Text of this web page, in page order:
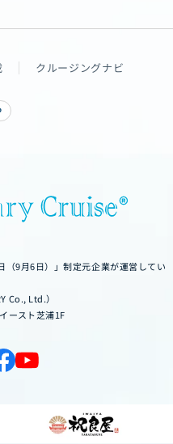
クルージングナビ
（9月6日）」制定元企業が運営してい
Co., Ltd.）
ースト芝浦1F